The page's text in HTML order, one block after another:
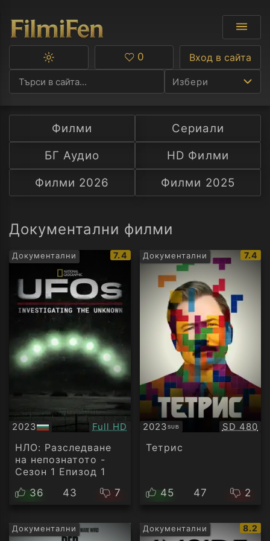
Избери
Ф
С
А
Превключване
тъмна
тема
Любими
0 Вход в сайта
Филми
Сериали
БГ Аудио
HD Филми
Филми 2026
Филми 2025
Документални филми
Документални
IMDb
рейтинг:
7.4
2023
БГ
аудио
Качество:
Full HD
НЛО: Разследване
на непознатото -
Сезон 1 Епизод 1
36
43 7
Документални
IMDb
7.4
2023SUB
Субтитри SD 480
Тетрис
45 47 2
Документални Документални
IMDb
8.2